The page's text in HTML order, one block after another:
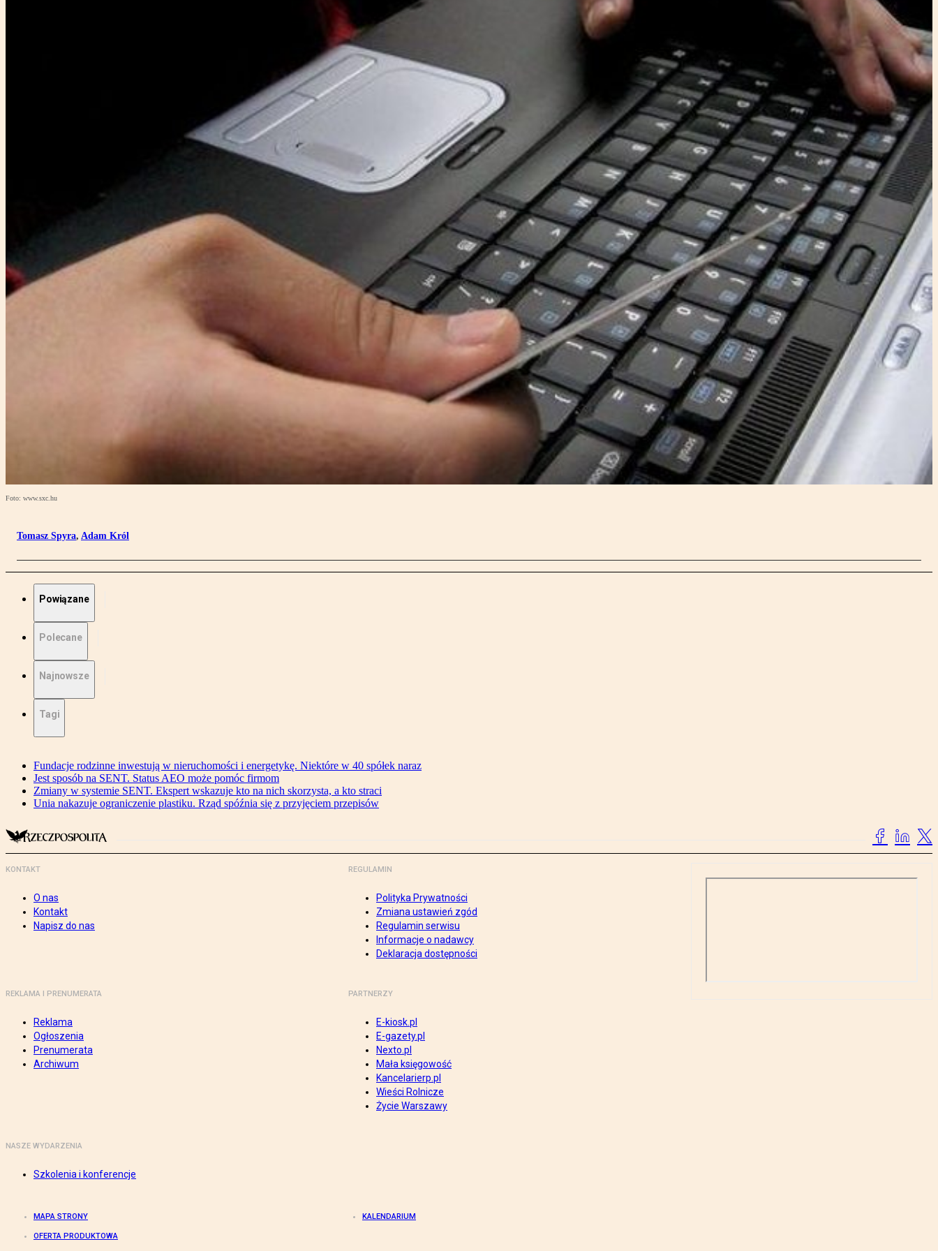
Foto: www.sxc.hu
Tomasz Spyra, Adam Król
Powiązane
Polecane
Najnowsze
Tagi
Fundacje rodzinne inwestują w nieruchomości i energetykę. Niektóre w 40 spółek naraz
Jest sposób na SENT. Status AEO może pomóc firmom
Zmiany w systemie SENT. Ekspert wskazuje kto na nich skorzysta, a kto straci
Unia nakazuje ograniczenie plastiku. Rząd spóźnia się z przyjęciem przepisów
KONTAKT
O nas
Kontakt
Napisz do nas
REGULAMIN
Polityka Prywatności
Zmiana ustawień zgód
Regulamin serwisu
Informacje o nadawcy
Deklaracja dostępności
REKLAMA I PRENUMERATA
Reklama
Ogłoszenia
Prenumerata
Archiwum
PARTNERZY
E-kiosk.pl
E-gazety.pl
Nexto.pl
Mała księgowość
Kancelarierp.pl
Wieści Rolnicze
Życie Warszawy
NASZE WYDARZENIA
Szkolenia i konferencje
MAPA STRONY KALENDARIUM
OFERTA PRODUKTOWA